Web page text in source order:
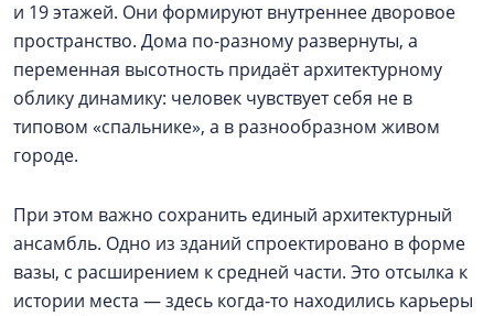
и 19 этажей. Они формируют внутреннее дворовое
пространство. Дома по-разному развернуты, а
переменная высотность придаёт архитектурному
облику динамику: человек чувствует себя не в
типовом «спальнике», а в разнообразном живом
городе.
При этом важно сохранить единый архитектурный
ансамбль. Одно из зданий спроектировано в форме
вазы, с расширением к средней части. Это отсылка к
истории места — здесь когда-то находились карьеры